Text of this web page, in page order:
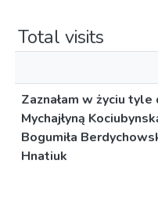
Total visits
Zaznałam w życiu tyle
Mychajłyną
Bogumiła
Hnatiuk